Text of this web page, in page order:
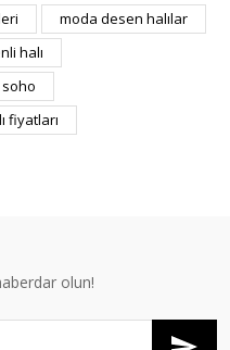
moda desen halılar
halı
soho
fiyatları
olun!